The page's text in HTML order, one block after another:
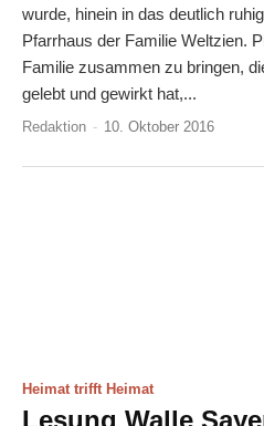
wurde, hinein in das deutlich
Pfarrhaus der Familie Weltzien.
Familie zusammen zu bringen,
gelebt und gewirkt hat,...
Redaktion - 10. Oktober 2016
Heimat trifft Heimat
Lesung Walle